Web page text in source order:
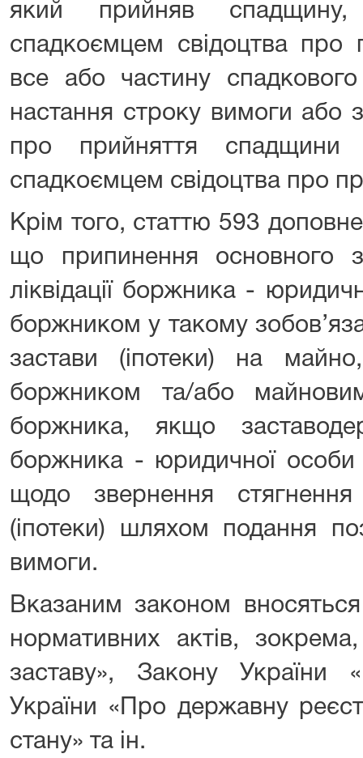
який прийняв
спадкоємцем свідоцтва
все або частину
настання строку вимоги або
про прийняття
спадкоємцем свідоцтва про
Крім того, статтю 593
що припинення основного
ліквідації боржника -
боржником у такому
застави (іпотеки) на
боржником та/або
боржника, якщо
боржника - юридичної особи
щодо звернення
(іпотеки) шляхом подання
вимоги.
Вказаним законом
нормативних актів,
заставу», Закону України
України «Про державну
стану» та ін.